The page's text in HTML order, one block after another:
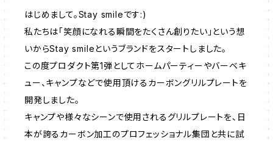
はじめまして。Stay smileです:)
私たちは「笑顔になれる瞬間をたくさん創りたい」という想
いからStay smileというブランドをスタートしました。
この度プロダクト第1弾としてホームパーティーやバーベキ
ュー、キャンプなどで使用頂けるカーボングリルプレートを
開発しました。
キャンプや様々なシーンで使用されるグリルプレートを、日
本が誇るカーボン加工のプロフェッショナル集団と共に試